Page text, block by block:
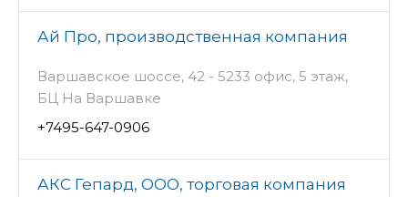
Ай Про, производственная компания
Варшавское шоссе, 42 - 5233 офис, 5 этаж,
БЦ На Варшавке
+7495-647-0906
АКС Гепард, ООО, торговая компания